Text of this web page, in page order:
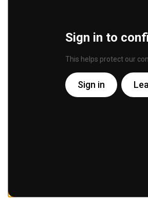
Sign in to
This helps protect our
Sign in